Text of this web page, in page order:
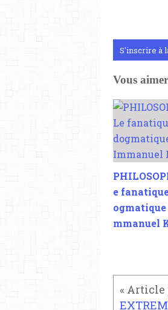
S'inscrire à
Vous
e
ogmatique
mmanuel